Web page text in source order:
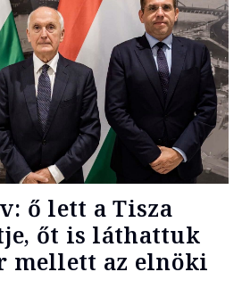
ő lett a Tisza
őt is láthattuk
mellett az elnöki